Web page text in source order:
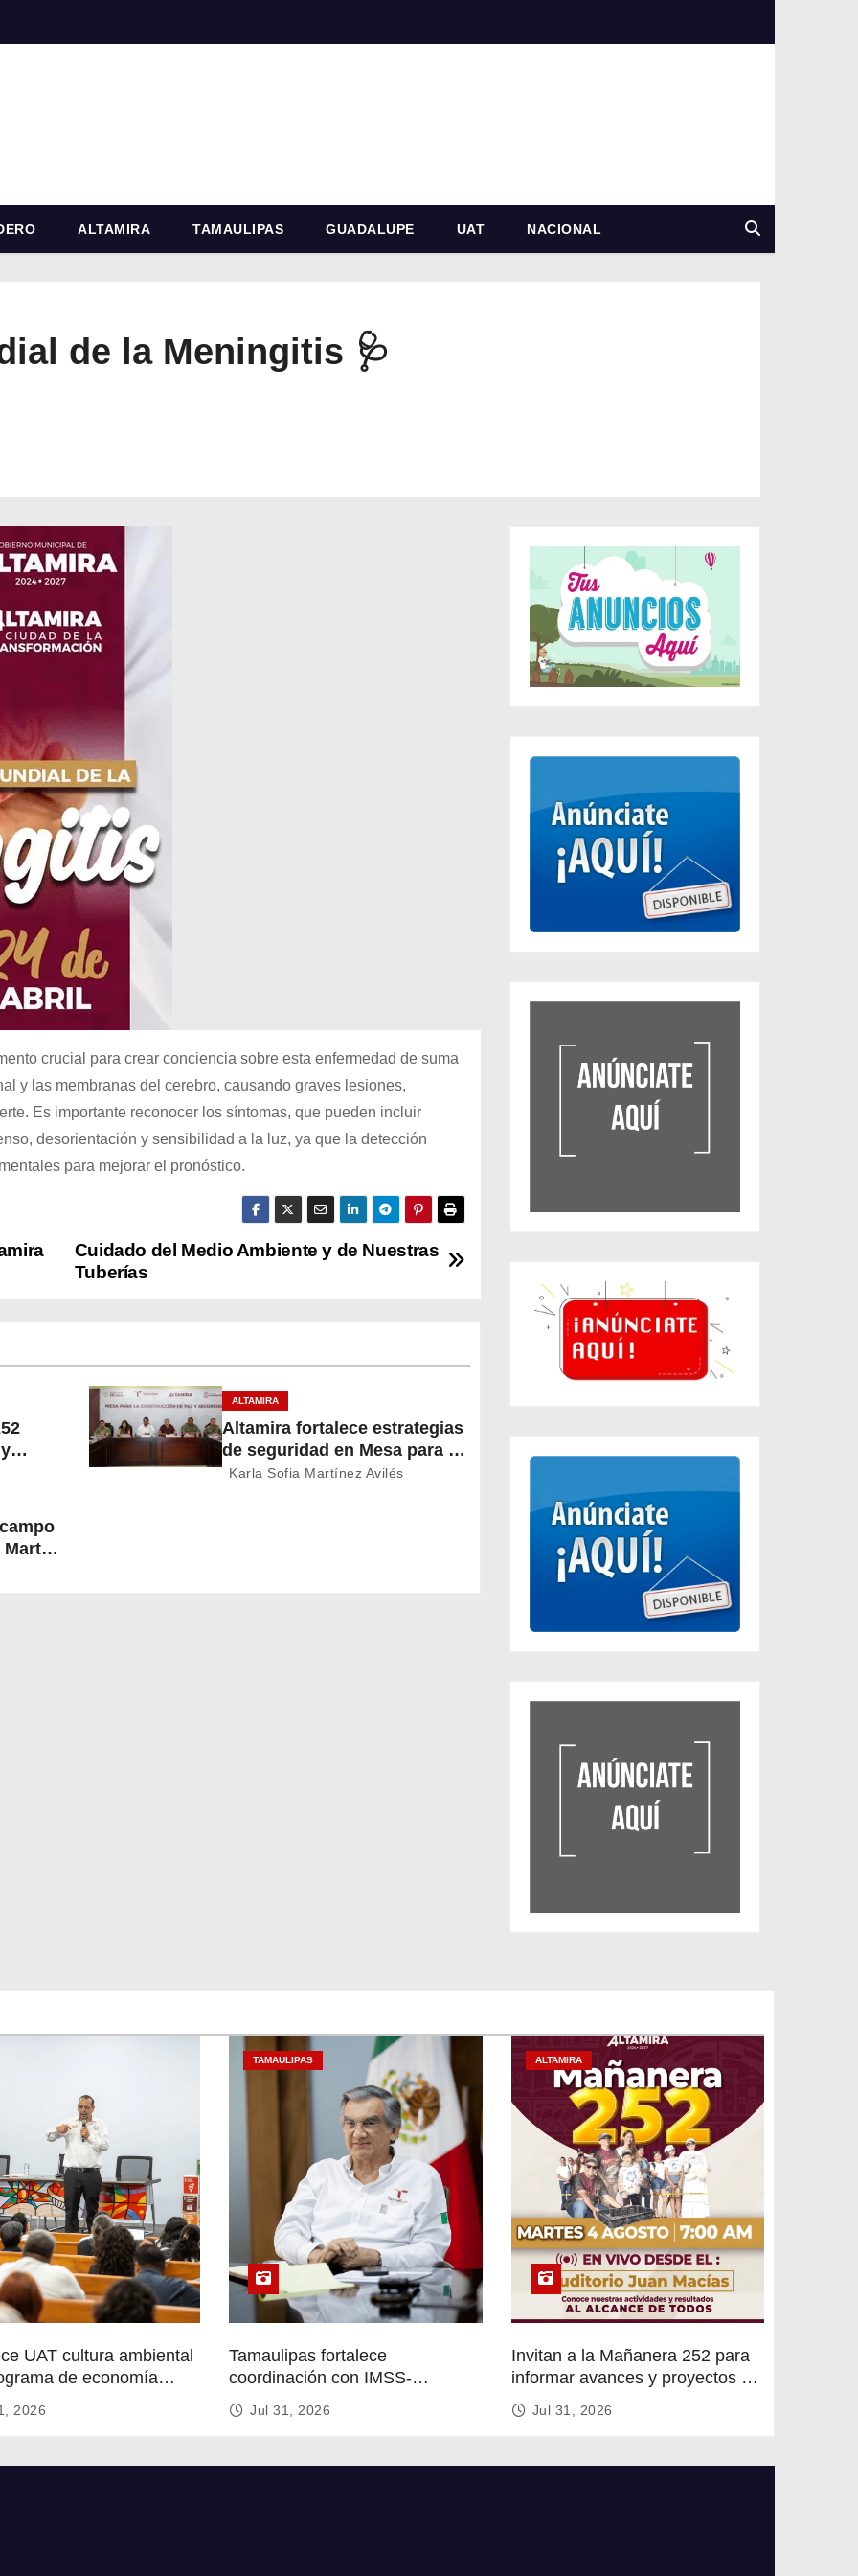
ALTAMIRA TAMAULIPAS GUADALUPE UAT NACIONAL
de la Meningitis 🩺
crucial para crear conciencia sobre esta enfermedad de suma
y las membranas del cerebro, causando graves lesiones,
Es importante reconocer los síntomas, que pueden incluir
desorientación y sensibilidad a la luz, ya que la detección
para mejorar el pronóstico.
Cuidado del Medio Ambiente y de Nuestras
Tuberías
ALTAMIRA
Altamira fortalece estrategias
de seguridad en Mesa para la
Construcción de Paz
Karla Sofia Martínez Avilés
Martín
UAT cultura ambiental
de economía
2026
TAMAULIPAS
Tamaulipas fortalece
coordinación con IMSS-
Bienestar para mejorar servicios
de salud
Jul 31, 2026
ALTAMIRA
Invitan a la Mañanera 252 para
informar avances y proyectos de
Altamira
Jul 31, 2026